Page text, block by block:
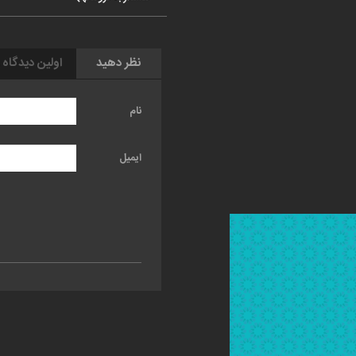
نظر دهید اولین
نام
ایمیل